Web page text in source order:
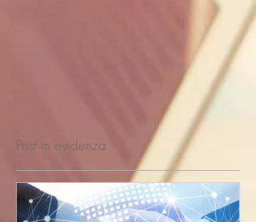
Post in evidenza